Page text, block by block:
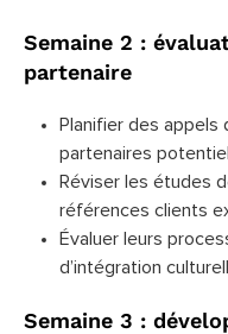
Semaine 2 :
partenaire
Planifier des
partenaires
Réviser les études
références clients
Évaluer leurs
d’intégration
Semaine 3 :